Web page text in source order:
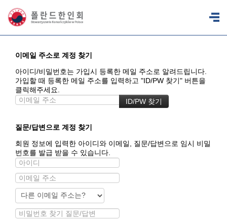
이메일 주소로 계정 찾기
아이디/비밀번호는 가입시 등록한 메일 주소로 알려드립니다.
가입할 때 등록한 메일 주소를 입력하고 "ID/PW 찾기" 버튼을
클릭해주세요.
질문/답변으로 계정 찾기
회원 정보에 입력한 아이디와 이메일, 질문/답변으로 임시 비밀
번호를 발급 받을 수 있습니다.